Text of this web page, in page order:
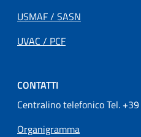
USMAF / SASN
UVAC / PCF
CONTATTI
Centralino telefonico Tel.
Organigramma